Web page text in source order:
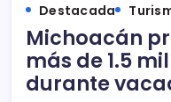
Destacada
Michoacán
más de 1.5
durante